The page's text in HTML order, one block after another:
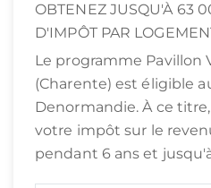
OBTENEZ JUSQU'À 63
D'IMPÔT PAR
Le programme Pavillon
(Charente) est éligible
Denormandie. À ce
votre impôt sur le
pendant 6 ans et